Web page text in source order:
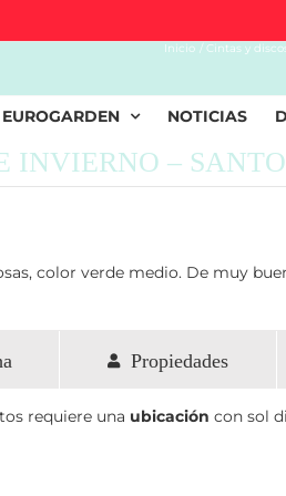
NOTICIAS
Inicio Cintas y
INVIERNO –
color verde medio. De muy
Propiedades
requiere una ubicación con sol